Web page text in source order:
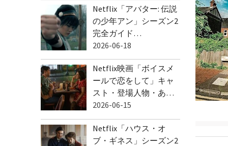
Netflix「アバター: 伝説
の少年アン」シーズン2
完全ガイド…
2026-06-18
Netflix映画「ボイスメ
ールで恋をして」キャ
スト・登場人物・あ…
2026-06-15
Netflix「ハウス・オ
ブ・ギネス」シーズン2